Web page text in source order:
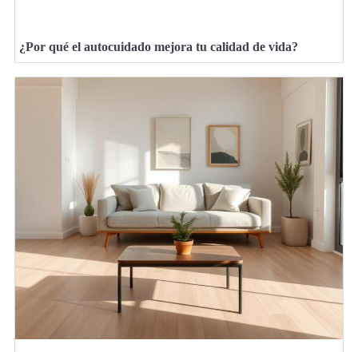
¿Por qué el autocuidado mejora tu calidad de vida?